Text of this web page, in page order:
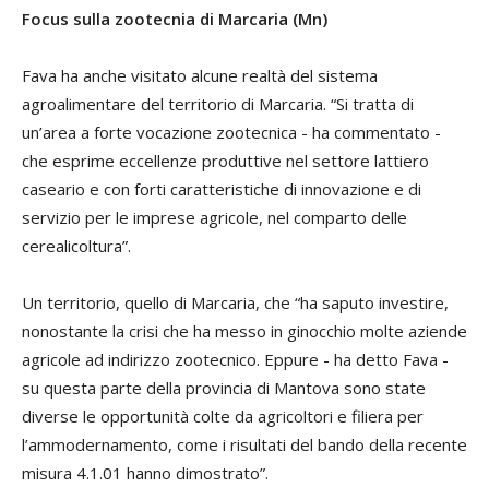
Focus sulla zootecnia di Marcaria (Mn)
Fava ha anche visitato alcune realtà del sistema
agroalimentare del territorio di Marcaria. “Si tratta di
un’area a forte vocazione zootecnica - ha commentato -
che esprime eccellenze produttive nel settore lattiero
caseario e con forti caratteristiche di innovazione e di
servizio per le imprese agricole, nel comparto delle
cerealicoltura”.
Un territorio, quello di Marcaria, che “ha saputo investire,
nonostante la crisi che ha messo in ginocchio molte aziende
agricole ad indirizzo zootecnico. Eppure - ha detto Fava -
su questa parte della provincia di Mantova sono state
diverse le opportunità colte da agricoltori e filiera per
l’ammodernamento, come i risultati del bando della recente
misura 4.1.01 hanno dimostrato”.